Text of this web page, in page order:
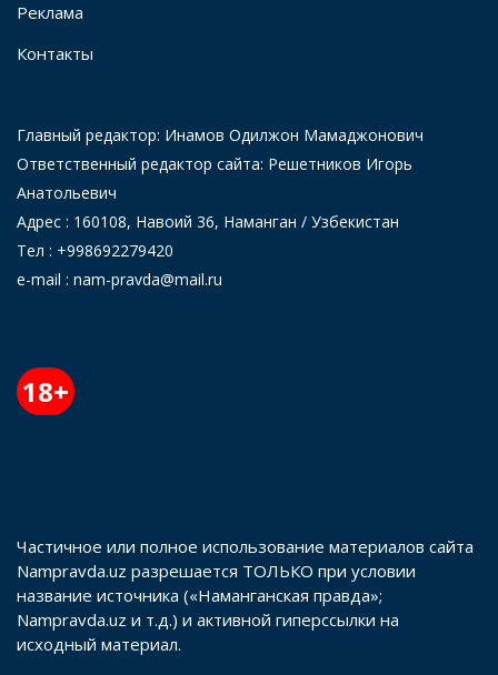
Реклама
Контакты
Главный редактор: Инамов Одилжон Мамаджонович
Ответственный редактор сайта: Решетников Игорь
Анатольевич
Адрес : 160108, Навоий 36, Наманган / Узбекистан
Тел : +998692279420
e-mail : nam-pravda@mail.ru
18+
Частичное или полное использование материалов сайта
Nampravda.uz разрешается ТОЛЬКО при условии
название источника («Наманганская правда»;
Nampravda.uz и т.д.) и активной гиперссылки на
исходный материал.